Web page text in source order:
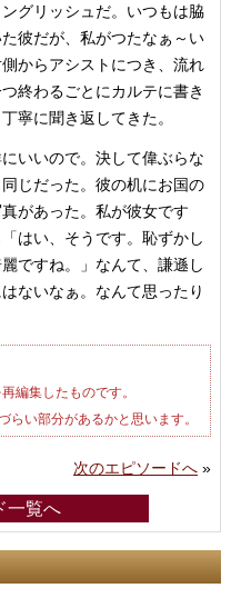
グリッシュだ。いつもは脇
彼だが、私がつたなぁ～い
からアシストにつき、流れ
終わるごとにカルテに書き
寧に聞き返してきた。
いいので。決して偉ぶらな
じだった。彼の机にお国の
があった。私が彼女です
はい、そうです。恥ずかし
ですね。」なんて、謙遜し
ないなぁ。なんて思ったり
編集したものです。
い部分があるかと思います。
次のエピソードへ »
一覧へ